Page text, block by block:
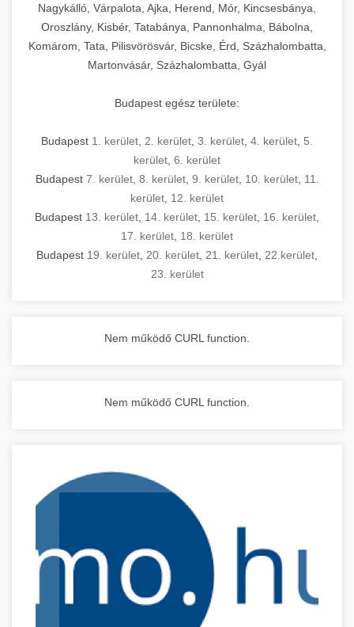
Nagykálló, Várpalota, Ajka, Herend, Mór, Kincsesbánya,
Oroszlány, Kisbér, Tatabánya, Pannonhalma, Bábolna,
Komárom, Tata, Pilisvörösvár, Bicske, Érd, Százhalombatta,
Martonvásár, Százhalombatta, Gyál
Budapest egész területe:
Budapest 1. kerület 2. kerület 3. kerület 4. kerület 5.
kerület 6. kerület
Budapest 7. kerület, 8. kerület, 9. kerület, 10. kerület, 11.
kerület 12. kerület
Budapest 13. kerület 14. kerület 15. kerület 16. kerület
17. kerület 18. kerület
Budapest 19. kerület 20. kerület 21. kerület 22.kerület
23. kerület
Nem működő CURL function.
Nem működő CURL function.